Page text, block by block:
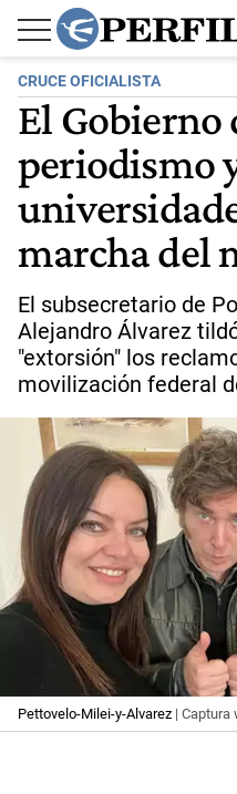
CRUCE OFICIALISTA
El Gobierno
periodismo
marcha del
El subsecretario de
Alejandro Álvarez
"extorsión" los
movilización federal
Pettovelo-Milei-y-Alvarez | Captura